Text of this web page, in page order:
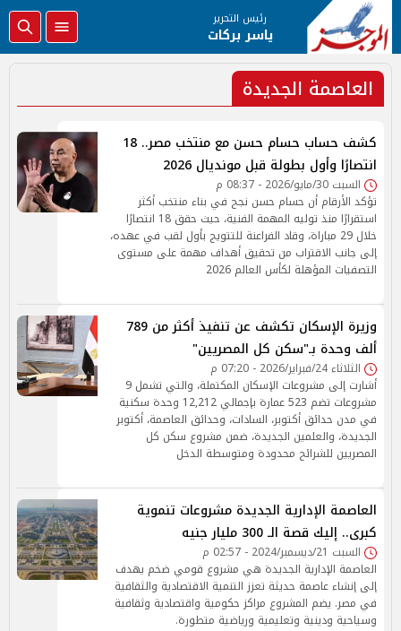
رئيس التحرير
ياسر بركات
العاصمة الجديدة
كشف حساب حسام حسن مع منتخب مصر.. 18
انتصارًا وأول بطولة قبل مونديال 2026
السبت 30/مايو/2026 - 08:37 م
تؤكد الأرقام أن حسام حسن نجح في بناء منتخب أكثر
استقرارًا منذ توليه المهمة الفنية، حيث حقق 18 انتصارًا
خلال 29 مباراة، وقاد الفراعنة للتتويج بأول لقب في عهده،
إلى جانب الاقتراب من تحقيق أهداف مهمة على مستوى
التصفيات المؤهلة لكأس العالم 2026
وزيرة الإسكان تكشف عن تنفيذ أكثر من 789
ألف وحدة بـ"سكن كل المصريين"
الثلاثاء 24/فبراير/2026 - 07:20 م
أشارت إلى مشروعات الإسكان المكتملة، والتي تشمل 9
مشروعات تضم 523 عمارة بإجمالي 12,212 وحدة سكنية
في مدن حدائق أكتوبر، السادات، وحدائق العاصمة، أكتوبر
الجديدة، والعلمين الجديدة، ضمن مشروع سكن كل
المصريين للشرائح محدودة ومتوسطة الدخل
العاصمة الإدارية الجديدة مشروعات تنموية
كبرى.. إليك قصة الـ 300 مليار جنيه
السبت 21/ديسمبر/2024 - 02:57 م
العاصمة الإدارية الجديدة هي مشروع قومي ضخم يهدف
إلى إنشاء عاصمة حديثة تعزز التنمية الاقتصادية والثقافية
في مصر. يضم المشروع مراكز حكومية واقتصادية وثقافية
وسياحية ودينية وتعليمية ورياضية متطورة.